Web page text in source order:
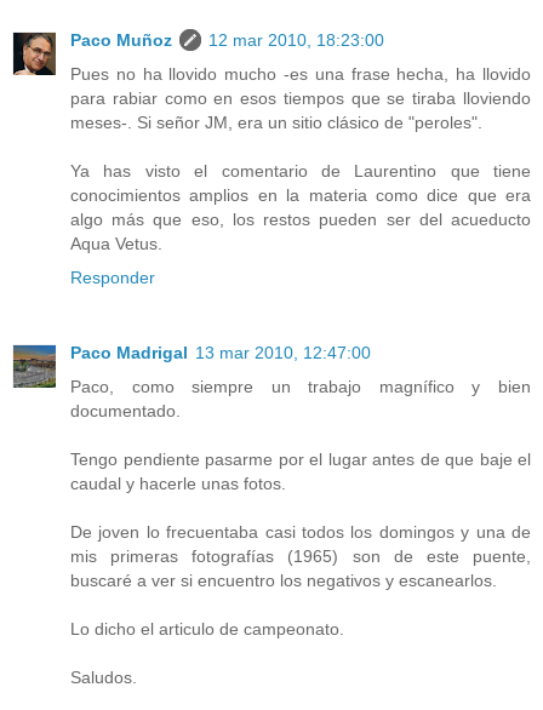
Paco Muñoz
12 mar 2010, 18:23:00
Pues no ha llovido mucho -es una frase hecha, ha llovido
para rabiar como en esos tiempos que se tiraba lloviendo
meses-. Si señor JM, era un sitio clásico de "peroles".
Ya has visto el comentario de Laurentino que tiene
conocimientos amplios en la materia como dice que era
algo más que eso, los restos pueden ser del acueducto
Aqua Vetus.
Responder
Paco Madrigal 13 mar 2010, 12:47:00
Paco, como siempre un trabajo magnífico y bien
documentado.
Tengo pendiente pasarme por el lugar antes de que baje el
caudal y hacerle unas fotos.
De joven lo frecuentaba casi todos los domingos y una de
mis primeras fotografías (1965) son de este puente,
buscaré a ver si encuentro los negativos y escanearlos.
Lo dicho el articulo de campeonato.
Saludos.